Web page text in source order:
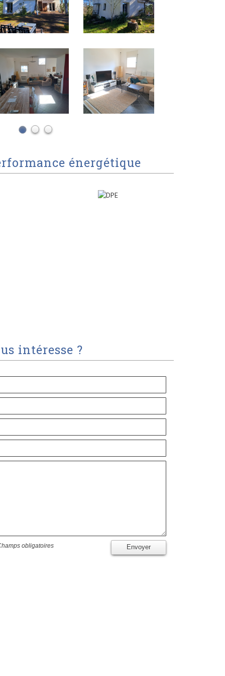
énergétique
intéresse ?
Envoyer
obligatoires